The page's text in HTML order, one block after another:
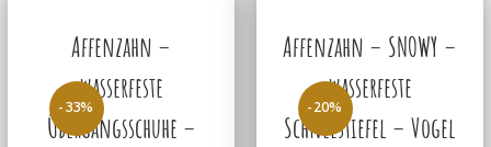
-33%
Affenzahn –
wasserfeste
Übergangsschuhe –
-20%
Affenzahn – SNOWY –
wasserfeste
Schneestiefel – Vogel